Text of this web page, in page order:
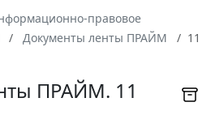
правовое
Документы ленты ПРАЙМ
11
ПРАЙМ. 11